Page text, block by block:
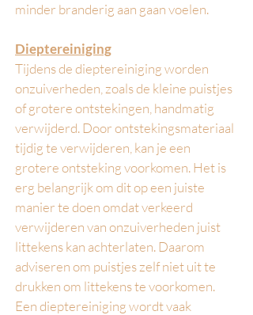
minder branderig aan gaan voelen.
Dieptereiniging
Tijdens de dieptereiniging worden
onzuiverheden, zoals de kleine puistjes
of grotere ontstekingen, handmatig
verwijderd. Door ontstekingsmateriaal
tijdig te verwijderen, kan je een
grotere ontsteking voorkomen.Het is
erg belangrijk om dit op een juiste
manier te doen omdat verkeerd
verwijderen van onzuiverheden juist
littekens kan achterlaten. Daarom
adviseren om puistjes zelf niet uit te
drukken om littekens te voorkomen.
Een dieptereiniging wordt vaak